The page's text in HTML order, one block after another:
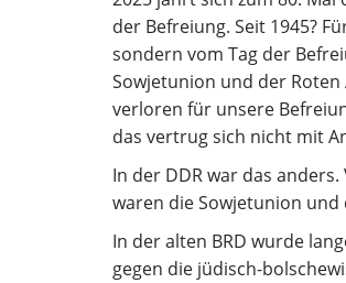
der Befreiung. Seit 1945?
sondern vom Tag der
Sowjetunion und der
verloren für unsere
das vertrug sich nicht mit
In der DDR war das
waren die Sowjetunion und
In der alten BRD wurde
gegen die jüdisch-